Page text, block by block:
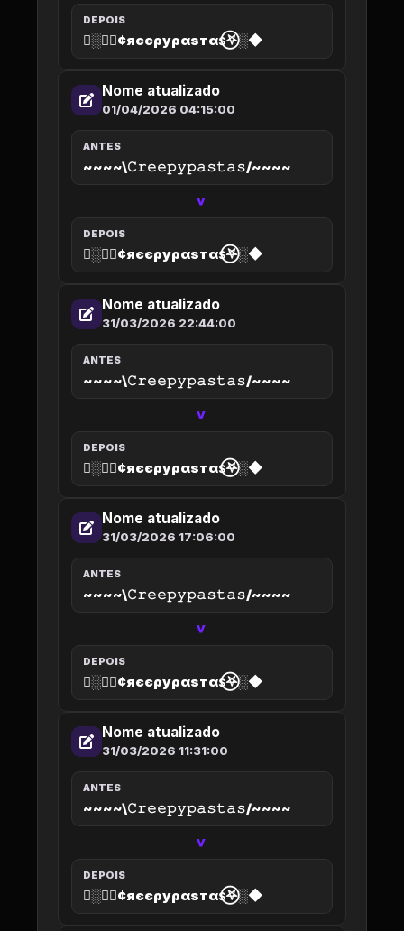
DEPOIS
◆░𖤐⃝¢яєєρуραѕтαѕ⃝𖤐░◆
Nome atualizado
01/04/2026 04:15:00
ANTES
~~~~\𝙲𝚛𝚎𝚎𝚙𝚢𝚙𝚊𝚜𝚝𝚊𝚜/~~~~
>
DEPOIS
◆░𖤐⃝¢яєєρуραѕтαѕ⃝𖤐░◆
Nome atualizado
31/03/2026 22:44:00
ANTES
~~~~\𝙲𝚛𝚎𝚎𝚙𝚢𝚙𝚊𝚜𝚝𝚊𝚜/~~~~
>
DEPOIS
◆░𖤐⃝¢яєєρуραѕтαѕ⃝𖤐░◆
Nome atualizado
31/03/2026 17:06:00
ANTES
~~~~\𝙲𝚛𝚎𝚎𝚙𝚢𝚙𝚊𝚜𝚝𝚊𝚜/~~~~
>
DEPOIS
◆░𖤐⃝¢яєєρуραѕтαѕ⃝𖤐░◆
Nome atualizado
31/03/2026 11:31:00
ANTES
~~~~\𝙲𝚛𝚎𝚎𝚙𝚢𝚙𝚊𝚜𝚝𝚊𝚜/~~~~
>
DEPOIS
◆░𖤐⃝¢яєєρуραѕтαѕ⃝𖤐░◆